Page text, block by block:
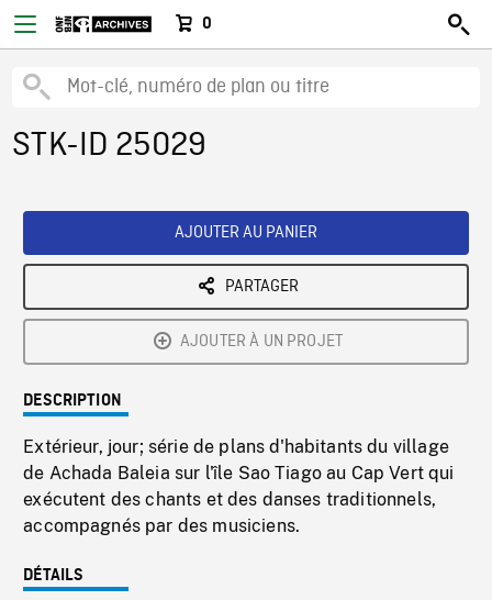
0
STK-ID 25029
AJOUTER AU PANIER
PARTAGER
AJOUTER À UN PROJET
DESCRIPTION
Extérieur, jour; série de plans d'habitants du village
de Achada Baleia sur l'île Sao Tiago au Cap Vert qui
exécutent des chants et des danses traditionnels,
accompagnés par des musiciens.
DÉTAILS